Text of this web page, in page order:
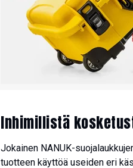
Inhimillistä
Jokainen NANUK-
tuotteen käyttöä useiden eri